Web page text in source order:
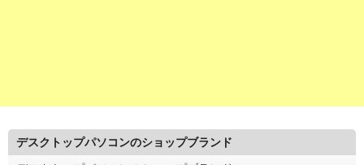
デスクトップパソコンのショップブランド